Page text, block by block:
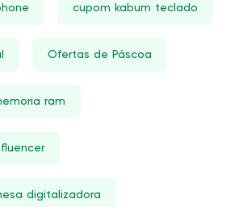
cupom kabum teclado
Ofertas de Páscoa
ram
digitalizadora